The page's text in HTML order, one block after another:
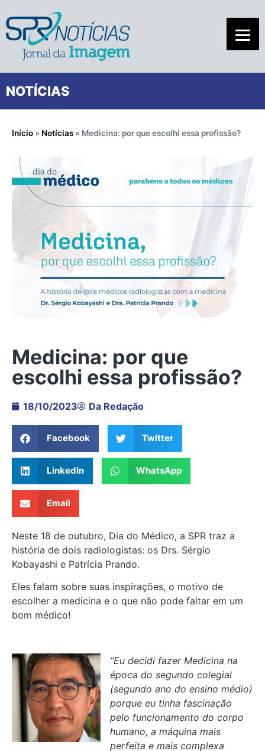
NOTÍCIAS
Início » Notícias » Medicina: por que escolhi essa profissão?
Medicina: por que
escolhi essa profissão?
18/10/2023 Da Redação
Facebook Twitter
LinkedIn WhatsApp
Email
Neste 18 de outubro, Dia do Médico, a SPR traz a
história de dois radiologistas: os Drs. Sérgio
Kobayashi e Patrícia Prando.
Eles falam sobre suas inspirações, o motivo de
escolher a medicina e o que não pode faltar em um
bom médico!
“Eu decidi fazer Medicina na
época do segundo colegial
(segundo ano do ensino médio)
porque eu tinha fascinação
pelo funcionamento do corpo
humano, a máquina mais
perfeita e mais complexa